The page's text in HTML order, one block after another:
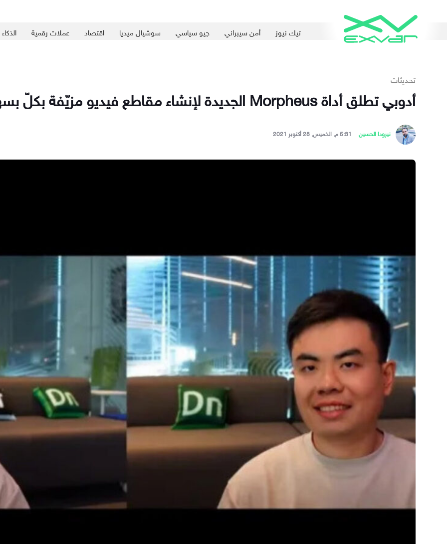
تيك نيوز أمن سيبراني جيو سياسي سوشيال ميديا اقتصاد عملات رقمية
تحديثات
أدوبي تطلق أداة Morpheus الجديدة لإنشاء مقاطع فيديو مزيّفة بكلّ بسهولة
نيرودا الحسين 5:31 م, الخميس, 28 أكتوبر 2021